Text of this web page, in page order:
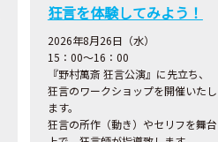
狂言を体験してみよう！
2026年8月26日（水）
15：00～16：00
『野村萬斎 狂言公演』に先立ち、
狂言のワークショップを開催いたし
ます。
狂言の所作（動き）やセリフを舞台